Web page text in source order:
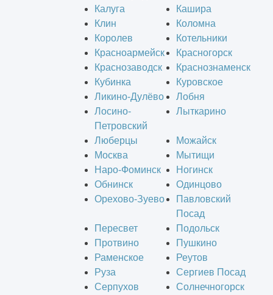
Калуга
Кашира
Клин
Коломна
Королев
Котельники
Красноармейск
Красногорск
Краснозаводск
Краснознаменск
Кубинка
Куровское
Ликино-Дулёво
Лобня
Лосино-
Петровский
Лыткарино
Люберцы
Можайск
Москва
Мытищи
Наро-Фоминск
Ногинск
Обнинск
Одинцово
Орехово-Зуево
Павловский
Посад
Пересвет
Подольск
Протвино
Пушкино
Раменское
Реутов
Руза
Сергиев Посад
Серпухов
Солнечногорск